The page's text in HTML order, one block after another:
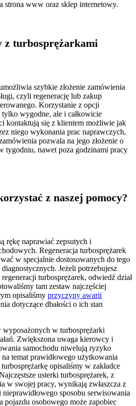
strona www oraz sklep internetowy.
z turbosprężarkami
szybkie złożenie zamówienia
czyli regenerację lub zakup
Korzystanie z opcji
wygodne, ale i całkowicie
kontaktują się z klientem możliwie jak
niego wykonania prac naprawczych.
pozwala na jego złożenie o
tygodniu, nawet poza godzinami pracy
z naszej pomocy?
rękę naprawiać zepsutych i
Regeneracja turbosprężarek
w specjalnie dostosowanych do tego
Jeżeli potrzebujesz
turbosprężarek, odwiedź dział
tam zestaw najczęściej
opisaliśmy przyczyny awarii
dotyczące dbałości o ich stan
wyposażonych w turbosprężarki
Zwiększona uwaga kierowcy i
samochodu niwelują ryzyko
temat prawidłowego użytkowania
opisaliśmy w zakładce
usterki turbosprężarek, z
w swojej pracy, wynikają zwłaszcza z
sposobu serwisowania
pojazdu osobowego może zapobiec